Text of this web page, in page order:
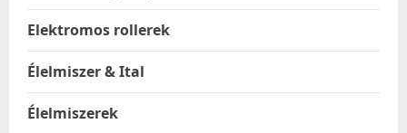
Elektromos rollerek
Élelmiszer & Ital
Élelmiszerek